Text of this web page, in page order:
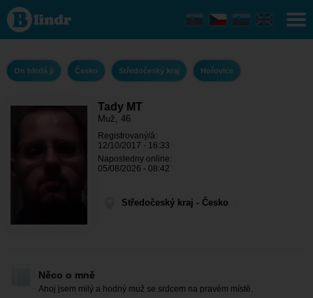
Tady MT -
On hledá ji
Středočeský
kraj -
On hledá ji Česko Středočeský kraj Hořovice
Tady MT
Muž, 46
Registrovaný/á:
12/10/2017 - 16:33
Naposledny online:
05/08/2026 - 08:42
Středočeský kraj - Česko
Něco o mně
Ahoj jsem milý a hodný muž se srdcem na pravém místě.